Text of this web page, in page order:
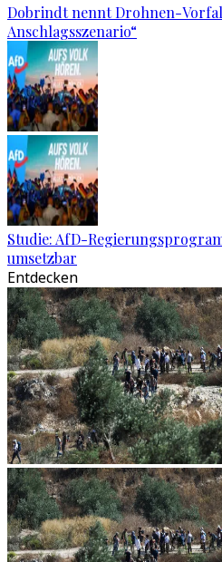
Dobrindt nennt Drohnen-
Anschlagsszenario“
Studie: AfD-
umsetzbar
Entdecken